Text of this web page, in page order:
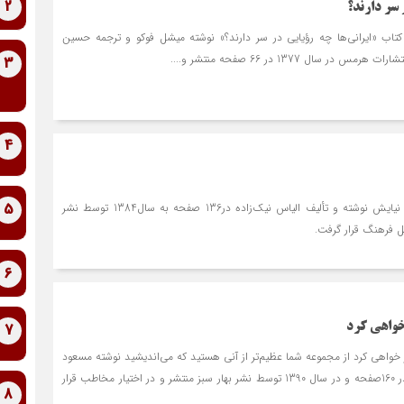
سر دارند؟
«ایرانی‌ها چه رؤیایی در سر دارند؟» نوشته میشل فوکو و ترجمه حسین
سال 1377 در 66 صفحه منتشر و....
کتاب سر مرتبط در فلسفه نیایش نوشته و تألیف الیاس نیک‌زاده در136 صفحه به سال1384 توسط نشر
فرهنگ قرار گرفت.
خواهی کرد
خواهی کرد از مجموعه شما عظیم‌تر از آنی هستید که می‌اندیشید نوشته مسعود
لعلی توسط نشر بهار سبز در 160صفحه و در سال 1390 توسط نشر بهار سبز منتشر و در اختیار مخاطب قرار
2
3
4
5
6
7
8